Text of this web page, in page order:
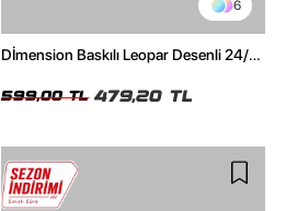
6
Dİmension Baskılı Leopar Desenli 24/1
599,00 TL 479,20 TL